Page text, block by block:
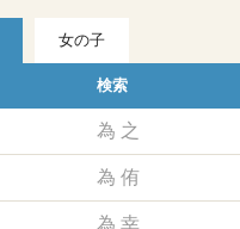
女の子
検索
為 之
為 侑
為 幸